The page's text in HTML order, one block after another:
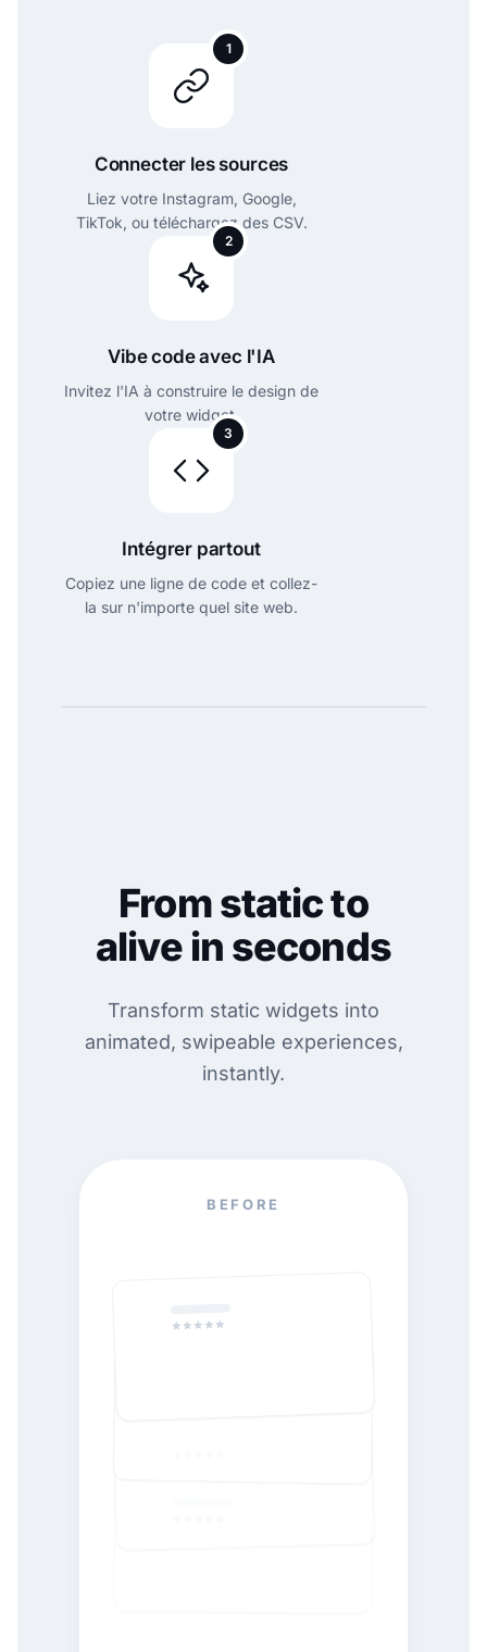
1
Connecter les sources
Liez votre Instagram, Google,
TikTok, ou téléchargez des CSV.
2
Vibe code avec l'IA
Invitez l'IA à construire le design de
votre widget.
3
Intégrer partout
Copiez une ligne de code et collez-
la sur n'importe quel site web.
From static to
alive in seconds
Transform static widgets into
animated, swipeable experiences,
instantly.
BEFORE